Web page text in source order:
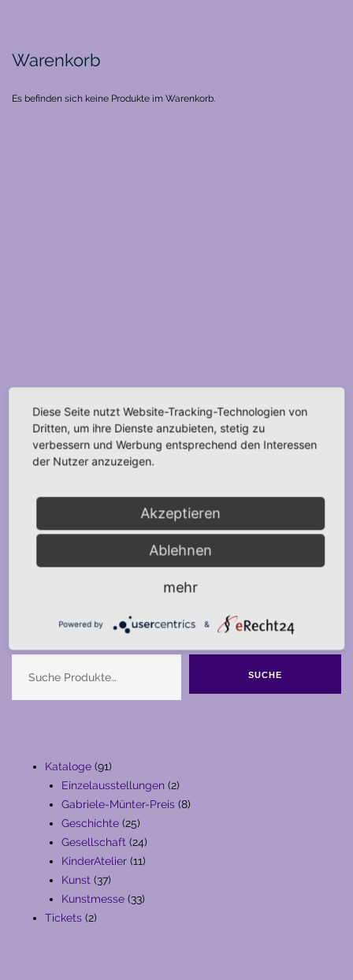
Warenkorb
Es befinden sich keine Produkte im Warenkorb.
SUCHE
Kataloge 9191
Produkte
Einzelausstellungen 22
Produkte
Gabriele-Münter-Preis 88
Geschichte 2525
Produkte
Gesellschaft 2424
Produkte
KinderAtelier 1111
Kunst 3737
Produkte
Kunstmesse 3333
Tickets 22
Diese Seite nutzt Website-Tracking-Technologien von
Dritten, um ihre Dienste anzubieten, stetig zu
verbessern und Werbung entsprechend den Interessen
der Nutzer anzuzeigen.
Akzeptieren
Ablehnen
mehr
Powered by &